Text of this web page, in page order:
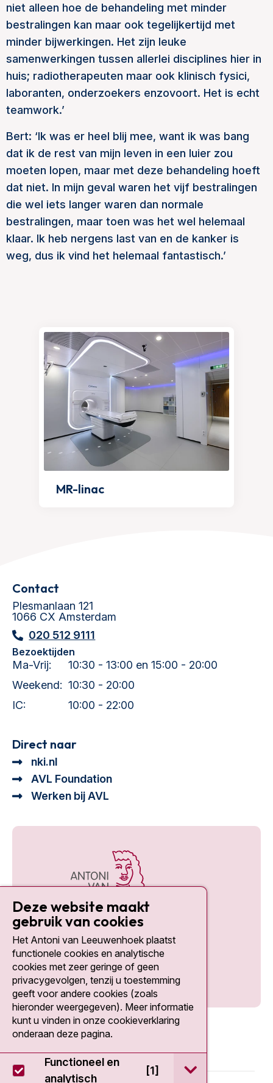
niet alleen hoe de behandeling met minder
bestralingen kan maar ook tegelijkertijd met
minder bijwerkingen. Het zijn leuke
samenwerkingen tussen allerlei disciplines hier in
huis; radiotherapeuten maar ook klinisch fysici,
laboranten, onderzoekers enzovoort. Het is echt
teamwork.’
Bert: ‘Ik was er heel blij mee, want ik was bang
dat ik de rest van mijn leven in een luier zou
moeten lopen, maar met deze behandeling hoeft
dat niet. In mijn geval waren het vijf bestralingen
die wel iets langer waren dan normale
bestralingen, maar toen was het wel helemaal
klaar. Ik heb nergens last van en de kanker is
weg, dus ik vind het helemaal fantastisch.’
MR-linac
Contact
Plesmanlaan 121
1066 CX Amsterdam
020 512 9111
Bezoektijden
Ma-Vrij:
10:30 - 13:00 en 15:00 - 20:00
Weekend: 10:30 - 20:00
IC:
10:00 - 22:00
Direct naar
nki.nl
AVL Foundation
Werken bij AVL
Social media
Deze website maakt
gebruik van cookies
Het Antoni van Leeuwenhoek plaatst
functionele cookies en analytische
cookies met zeer geringe of geen
privacygevolgen, tenzij u toestemming
geeft voor andere cookies (zoals
hieronder weergegeven). Meer informatie
kunt u vinden in onze cookieverklaring
onderaan deze pagina.
Functioneel en
analytisch
[1] open / sluit